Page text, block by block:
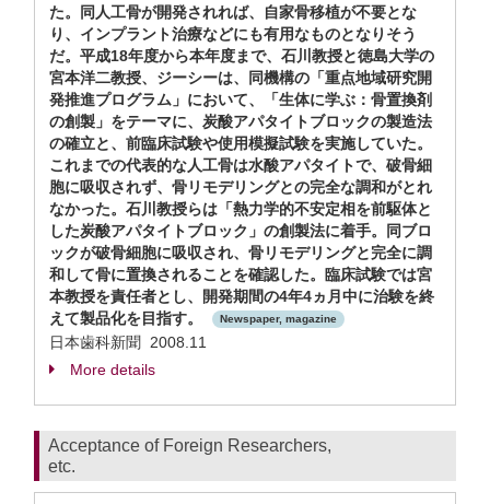
た。同人工骨が開発されれば、自家骨移植が不要とな
り、インプラント治療などにも有用なものとなりそう
だ。平成18年度から本年度まで、石川教授と徳島大学の
宮本洋二教授、ジーシーは、同機構の「重点地域研究開
発推進プログラム」において、「生体に学ぶ：骨置換剤
の創製」をテーマに、炭酸アパタイトブロックの製造法
の確立と、前臨床試験や使用模擬試験を実施していた。
これまでの代表的な人工骨は水酸アパタイトで、破骨細
胞に吸収されず、骨リモデリングとの完全な調和がとれ
なかった。石川教授らは「熱力学的不安定相を前駆体と
した炭酸アパタイトブロック」の創製法に着手。同ブロ
ックが破骨細胞に吸収され、骨リモデリングと完全に調
和して骨に置換されることを確認した。臨床試験では宮
本教授を責任者とし、開発期間の4年4ヵ月中に治験を終
えて製品化を目指す。
Newspaper, magazine
日本歯科新聞 2008.11
More details
Acceptance of Foreign Researchers,
etc.